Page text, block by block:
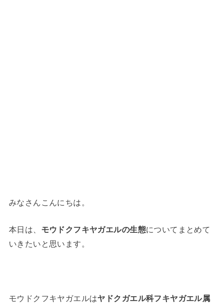
みなさんこんにちは。
本日は、 モウドクフキヤガエルの生態についてまとめて
いきたいと思います。
モウドクフキヤガエルはヤドクガエル科フキヤガエル属